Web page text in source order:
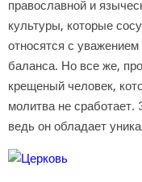
православной и
культуры, которые
относятся с
баланса. Но все же,
крещеный человек,
молитва не сработает.
ведь он обладает